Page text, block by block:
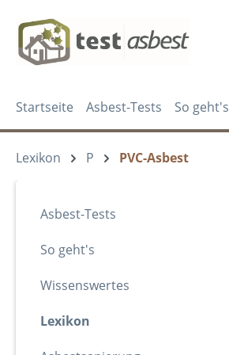
Hauptinhalt springen
Zur Suche springen
Zur Hauptnavigation springen
Startseite Asbest-Tests So geht's
Lexikon P PVC-Asbest
Asbest-Tests
So geht's
Wissenswertes
Lexikon